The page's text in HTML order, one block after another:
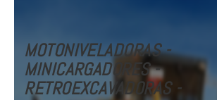
MOTONIVELADORAS -
MINICARGADORES -
RETROEXCAVADORAS -